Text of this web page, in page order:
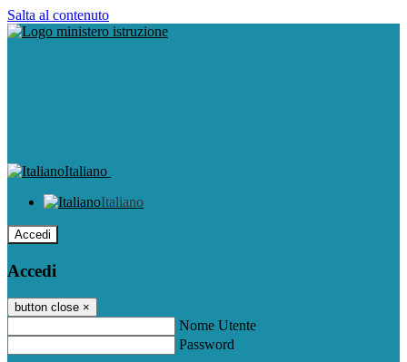
Salta al contenuto
Italiano
Italiano
Accedi
Accedi
button close ×
Nome Utente
Password